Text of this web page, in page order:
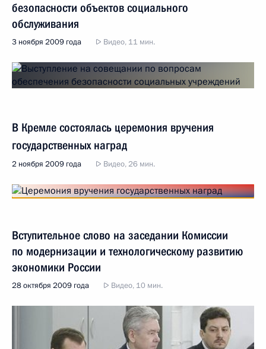
безопасности объектов социального
обслуживания
3 ноября 2009 года Видео, 11 мин.
В Кремле состоялась церемония вручения
государственных наград
2 ноября 2009 года Видео, 26 мин.
Вступительное слово на заседании Комиссии
по модернизации и технологическому развитию
экономики России
28 октября 2009 года Видео, 10 мин.